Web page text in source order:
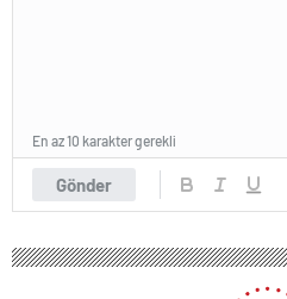
Gönder
En az 10 karakter gerekli